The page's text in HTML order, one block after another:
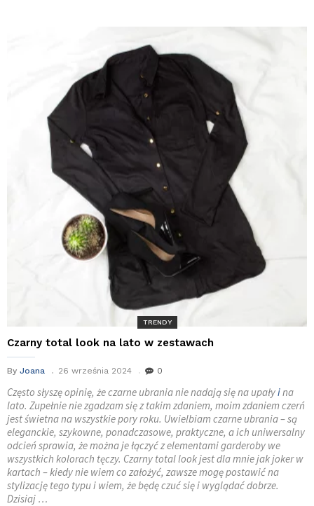
TRENDY
Czarny total look na lato w zestawach
By Joana 26 września 2024 0
Często słyszę opinię, że czarne ubrania nie nadają się na upałyina
lato. Zupełnie nie zgadzam się z takim zdaniem, moim zdaniem czerń
jest świetna na wszystkie pory roku. Uwielbiam czarne ubrania – są
eleganckie, szykowne, ponadczasowe, praktyczne, a ich uniwersalny
odcień sprawia, że można je łączyć z elementami garderoby we
wszystkich kolorach tęczy. Czarny total look jest dla mnie jak joker w
kartach – kiedy nie wiem co założyć, zawsze mogę postawić na
stylizację tego typu i wiem, że będę czuć się i wyglądać dobrze.
Dzisiaj …